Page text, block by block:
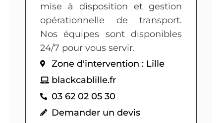
mise à disposition et gestion
opérationnelle de transport.
Nos équipes sont disponibles
24/7 pour vous servir.
Zone d'intervention : Lille
blackcablille.fr
03 62 02 05 30
Demander un devis